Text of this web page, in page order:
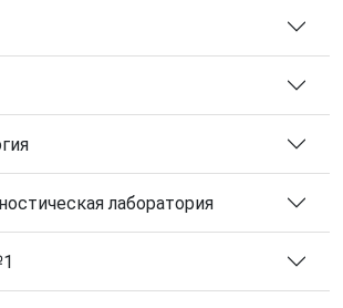
лаборатория